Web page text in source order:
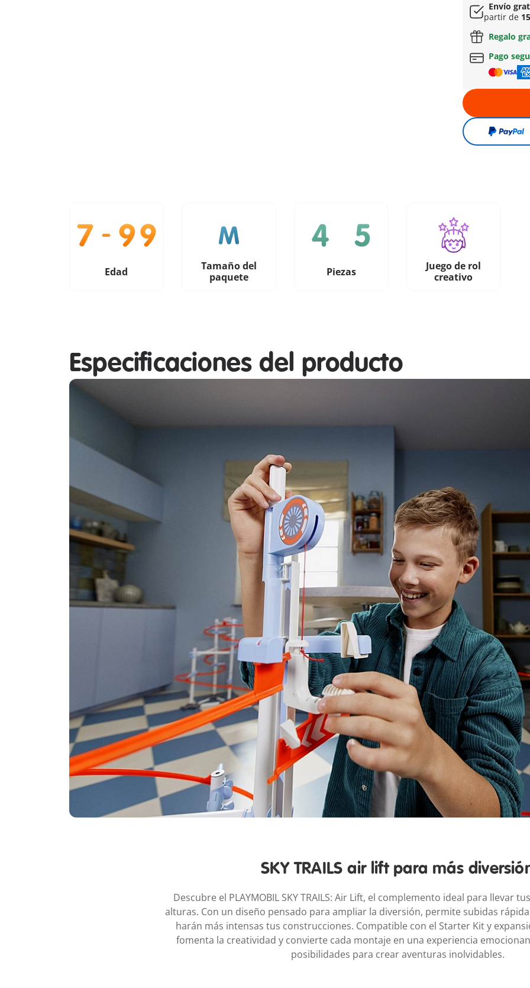
Envío
partir de
Regalo
Pago
Edad
Tamaño del
paquete
Piezas
Juego de rol
creativo
Especificaciones del producto
SKY TRAILS air lift para más
Descubre el PLAYMOBIL SKY TRAILS: Air Lift, el complemento ideal para llevar
alturas. Con un diseño pensado para ampliar la diversión, permite subidas
harán más intensas tus construcciones. Compatible con el Starter Kit y
fomenta la creatividad y convierte cada montaje en una experiencia
posibilidades para crear aventuras inolvidables.